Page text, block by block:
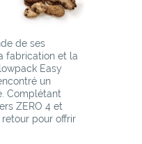
de ses
fabrication et la
Easy
un
Complétant
ZERO 4 et
retour pour offrir